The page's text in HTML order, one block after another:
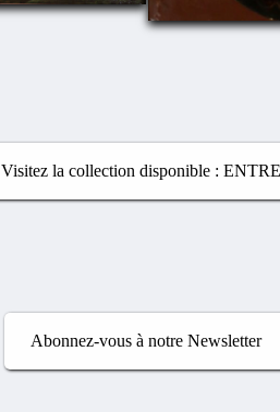
Visitez la collection disponible :
Abonnez-vous à notre Newsletter